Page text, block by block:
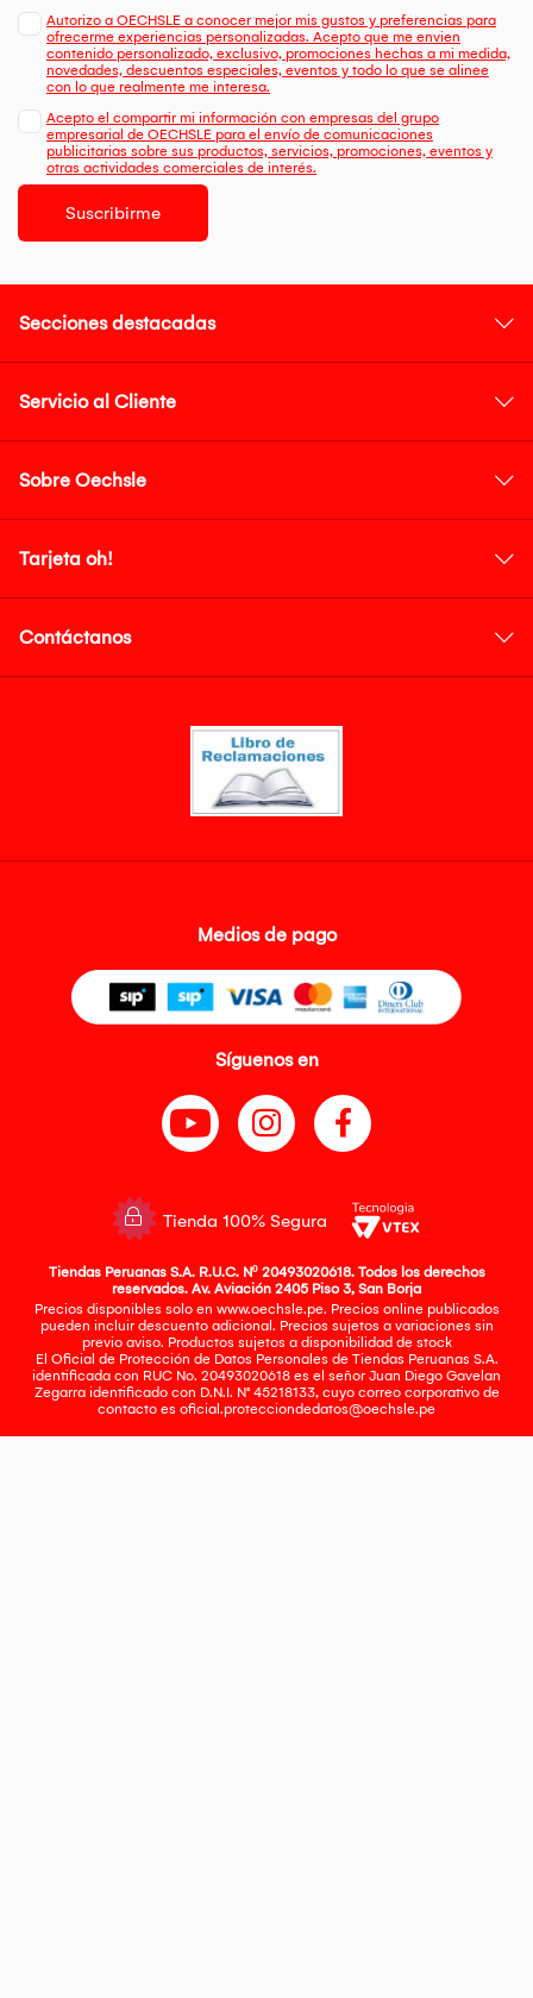
Autorizo a OECHSLE a conocer mejor mis gustos y preferencias para
ofrecerme experiencias personalizadas. Acepto que me envien
contenido personalizado, exclusivo, promociones hechas a mi medida,
novedades, descuentos especiales, eventos y todo lo que se alinee
con lo que realmente me interesa.
Acepto el compartir mi información con empresas del grupo
empresarial de OECHSLE para el envío de comunicaciones
publicitarias sobre sus productos, servicios, promociones, eventos y
otras actividades comerciales de interés.
Suscribirme
Secciones destacadas
Servicio al Cliente
Sobre Oechsle
Tarjeta oh!
Contáctanos
Medios de pago
Síguenos en
Tienda 100% Segura
Tiendas Peruanas S.A. R.U.C. Nº 20493020618. Todos los derechos
reservados. Av. Aviación 2405 Piso 3, San Borja
Precios disponibles solo en www.oechsle.pe. Precios online publicados
pueden incluir descuento adicional. Precios sujetos a variaciones sin
previo aviso. Productos sujetos a disponibilidad de stock
El Oficial de Protección de Datos Personales de Tiendas Peruanas S.A.
identificada con RUC No. 20493020618 es el señor Juan Diego Gavelan
Zegarra identificado con D.N.I. N° 45218133, cuyo correo corporativo de
contacto es oficial.protecciondedatos@oechsle.pe